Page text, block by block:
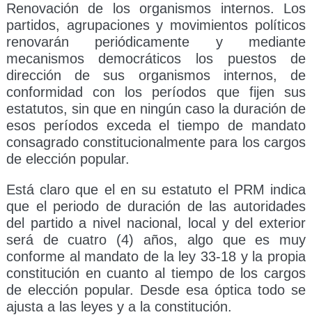
Renovación de los organismos internos. Los
partidos, agrupaciones y movimientos políticos
renovarán periódicamente y mediante
mecanismos democráticos los puestos de
dirección de sus organismos internos, de
conformidad con los períodos que fijen sus
estatutos, sin que en ningún caso la duración de
esos períodos exceda el tiempo de mandato
consagrado constitucionalmente para los cargos
de elección popular.
Está claro que el en su estatuto el PRM indica
que el periodo de duración de las autoridades
del partido a nivel nacional, local y del exterior
será de cuatro (4) años, algo que es muy
conforme al mandato de la ley 33-18 y la propia
constitución en cuanto al tiempo de los cargos
de elección popular. Desde esa óptica todo se
ajusta a las leyes y a la constitución.